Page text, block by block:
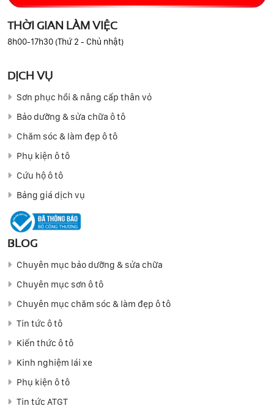
THỜI GIAN LÀM VIỆC
8h00-17h30 (Thứ 2 - Chủ nhật)
DỊCH VỤ
Sơn phục hồi & nâng cấp thân vỏ
Bảo dưỡng & sửa chữa ô tô
Chăm sóc & làm đẹp ô tô
Phụ kiện ô tô
Cứu hộ ô tô
Bảng giá dịch vụ
BLOG
Chuyên mục bảo dưỡng & sửa chữa
Chuyên mục sơn ô tô
Chuyên mục chăm sóc & làm đẹp ô tô
Tin tức ô tô
Kiến thức ô tô
Kinh nghiệm lái xe
Phụ kiện ô tô
Tin tức ATGT